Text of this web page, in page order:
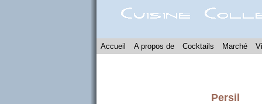
Accueil A propos de Cocktails Marché
Persil